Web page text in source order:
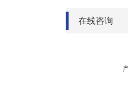
在线咨询